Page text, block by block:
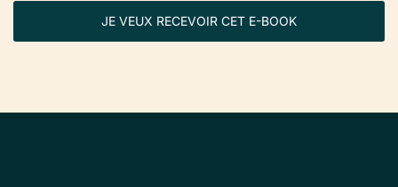
JE VEUX RECEVOIR CET E-BOOK